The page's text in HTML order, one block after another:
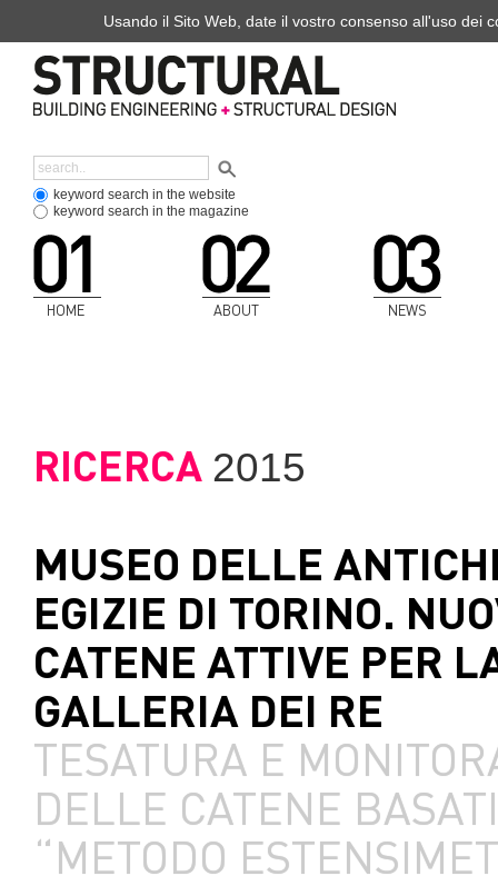
keyword search in the website
keyword search in the magazine
HOME ABOUT NEWS
RICERCA 2015
MUSEO DELLE
EGIZIE DI TORINO.
CATENE ATTIVE PER
GALLERIA DEI RE
TESATURA E
DELLE CATENE
“METODO
Usando il Sito Web, date il vostro consenso all'uso